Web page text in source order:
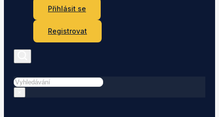
Přihlásit se
Registrovat
Hledat